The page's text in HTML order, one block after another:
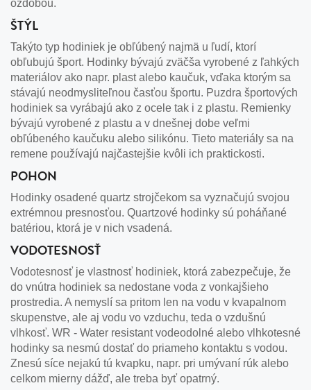
ozdobou.
ŠTÝL
Takýto typ hodiniek je obľúbený najmä u ľudí, ktorí
obľubujú šport. Hodinky bývajú zväčša vyrobené z ľahkých
materiálov ako napr. plast alebo kaučuk, vďaka ktorým sa
stávajú neodmysliteľnou časťou športu. Puzdra športových
hodiniek sa vyrábajú ako z ocele tak i z plastu. Remienky
bývajú vyrobené z plastu a v dnešnej dobe veľmi
obľúbeného kaučuku alebo silikónu. Tieto materiály sa na
remene používajú najčastejšie kvôli ich praktickosti.
POHON
Hodinky osadené quartz strojčekom sa vyznačujú svojou
extrémnou presnosťou. Quartzové hodinky sú poháňané
batériou, ktorá je v nich vsadená.
VODOTESNOSŤ
Vodotesnosť je vlastnosť hodiniek, ktorá zabezpečuje, že
do vnútra hodiniek sa nedostane voda z vonkajšieho
prostredia. A nemyslí sa pritom len na vodu v kvapalnom
skupenstve, ale aj vodu vo vzduchu, teda o vzdušnú
vlhkosť. WR - Water resistant vodeodolné alebo vlhkotesné
hodinky sa nesmú dostať do priameho kontaktu s vodou.
Znesú síce nejakú tú kvapku, napr. pri umývaní rúk alebo
celkom mierny dážď, ale treba byť opatrný.